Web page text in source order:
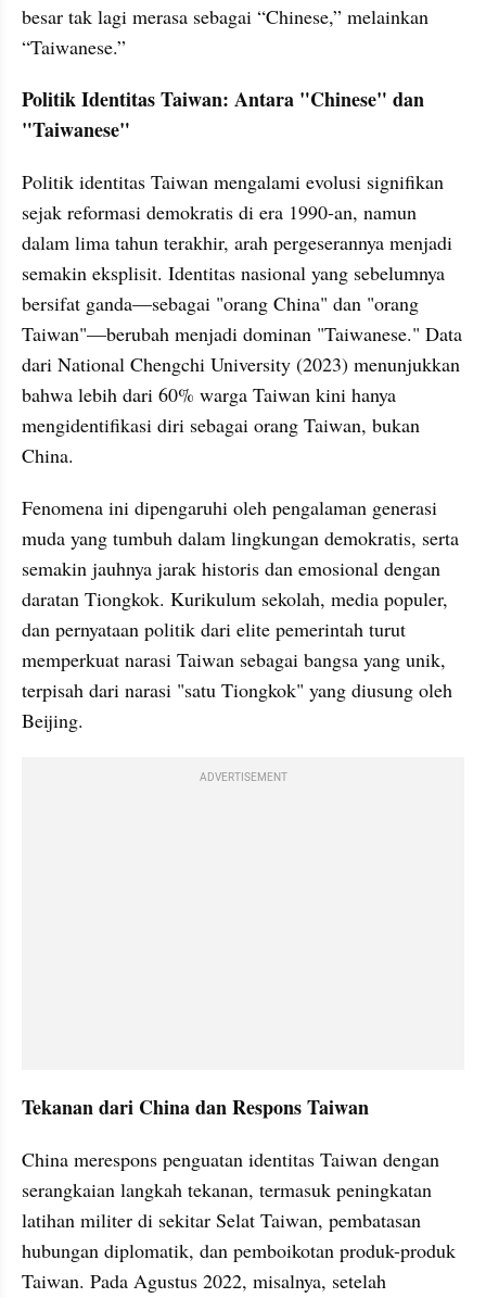
besar tak lagi merasa sebagai “Chinese,” melainkan
“Taiwanese.”
Politik Identitas Taiwan: Antara "Chinese" dan
"Taiwanese"
Politik identitas Taiwan mengalami evolusi signifikan
sejak reformasi demokratis di era 1990-an, namun
dalam lima tahun terakhir, arah pergeserannya menjadi
semakin eksplisit. Identitas nasional yang sebelumnya
bersifat ganda—sebagai "orang China" dan "orang
Taiwan"—berubah menjadi dominan "Taiwanese." Data
dari National Chengchi University (2023) menunjukkan
bahwa lebih dari 60% warga Taiwan kini hanya
mengidentifikasi diri sebagai orang Taiwan, bukan
China.
Fenomena ini dipengaruhi oleh pengalaman generasi
muda yang tumbuh dalam lingkungan demokratis, serta
semakin jauhnya jarak historis dan emosional dengan
daratan Tiongkok. Kurikulum sekolah, media populer,
dan pernyataan politik dari elite pemerintah turut
memperkuat narasi Taiwan sebagai bangsa yang unik,
terpisah dari narasi "satu Tiongkok" yang diusung oleh
Beijing.
ADVERTISEMENT
Tekanan dari China dan Respons Taiwan
China merespons penguatan identitas Taiwan dengan
serangkaian langkah tekanan, termasuk peningkatan
latihan militer di sekitar Selat Taiwan, pembatasan
hubungan diplomatik, dan pemboikotan produk-produk
Taiwan. Pada Agustus 2022, misalnya, setelah